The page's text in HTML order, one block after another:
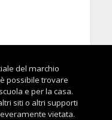
del marchio
possibile trovare
e per la casa.
siti o altri supporti
vietata.